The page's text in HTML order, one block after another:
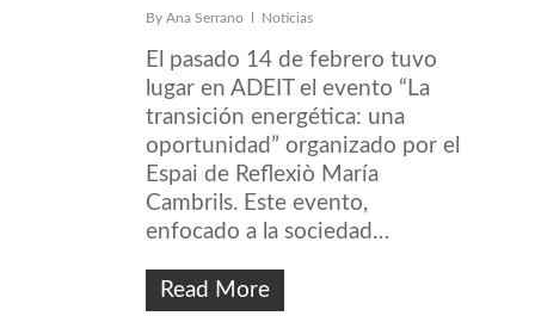
By Ana Serrano Noticias
El pasado 14 de febrero tuvo
lugar en ADEIT el evento “La
transición energética: una
oportunidad” organizado por el
Espai de Reflexiò María
Cambrils. Este evento,
enfocado a la sociedad…
Read More